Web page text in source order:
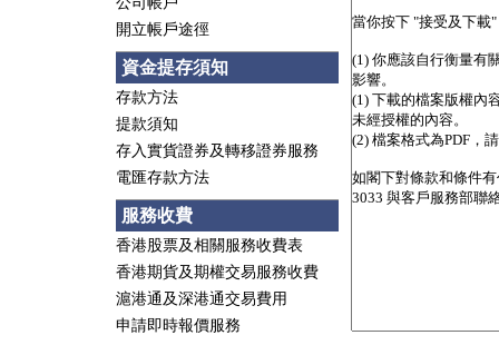
開立帳戶途徑
資金提存須知
存款方法
提款須知
存入實貨證券及轉移證券服務
電匯存款方法
服務收費
香港股票及相關服務收費表
香港期貨及期權交易服務收費
滬港通及深港通交易費用
申請即時報價服務